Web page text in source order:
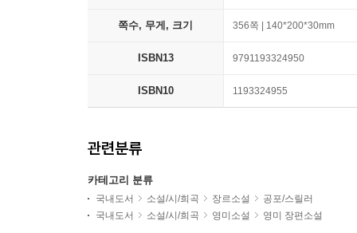
쪽수, 무게, 크기 356쪽 | 140*200*30mm
ISBN13 9791193324950
ISBN10 1193324955
관련분류
카테고리 분류
국내도서 소설/시/희곡 장르소설
공포/스릴러
국내도서
소설/시/희곡 영미소설 영미 장편소설